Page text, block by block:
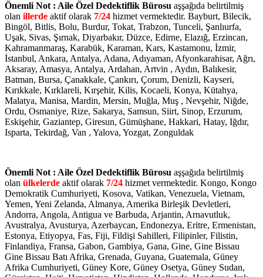
Önemli Not : Aile Özel Dedektiflik Bürosu aşşağıda belirtilmiş
olan illerde aktif olarak 7/24 hizmet vermektedir. Bayburt, Bilecik,
Bingöl, Bitlis, Bolu, Burdur, Tokat, Trabzon, Tunceli, Şanlıurfa,
Uşak, Sivas, Şırnak, Diyarbakır, Düzce, Edirne, Elazığ, Erzincan,
Kahramanmaraş, Karabük, Karaman, Kars, Kastamonu, İzmir,
İstanbul, Ankara, Antalya, Adana, Adıyaman, Afyonkarahisar, Ağrı,
Aksaray, Amasya, Antalya, Ardahan, Artvin , Aydın, Balıkesir,
Batman, Bursa, Çanakkale, Çankırı, Çorum, Denizli, Kayseri,
Kırıkkale, Kırklareli, Kırşehir, Kilis, Kocaeli, Konya, Kütahya,
Malatya, Manisa, Mardin, Mersin, Muğla, Muş , Nevşehir, Niğde,
Ordu, Osmaniye, Rize, Sakarya, Samsun, Siirt, Sinop, Erzurum,
Eskişehir, Gaziantep, Giresun, Gümüşhane, Hakkari, Hatay, Iğdır,
Isparta, Tekirdağ, Van , Yalova, Yozgat, Zonguldak
Önemli Not : Aile Özel Dedektiflik Bürosu aşşağıda belirtilmiş
olan ülkelerde aktif olarak 7/24 hizmet vermektedir. Kongo, Kongo
Demokratik Cumhuriyeti, Kosova, Vatikan, Venezuela, Vietnam,
Yemen, Yeni Zelanda, Almanya, Amerika Birleşik Devletleri,
Andorra, Angola, Antigua ve Barbuda, Arjantin, Arnavutluk,
Avustralya, Avusturya, Azerbaycan, Endonezya, Eritre, Ermenistan,
Estonya, Etiyopya, Fas, Fiji, Fildişi Sahilleri, Filipinler, Filistin,
Finlandiya, Fransa, Gabon, Gambiya, Gana, Gine, Gine Bissau
Gine Bissau Batı Afrika, Grenada, Guyana, Guatemala, Güney
Afrika Cumhuriyeti, Güney Kore, Güney Osetya, Güney Sudan,